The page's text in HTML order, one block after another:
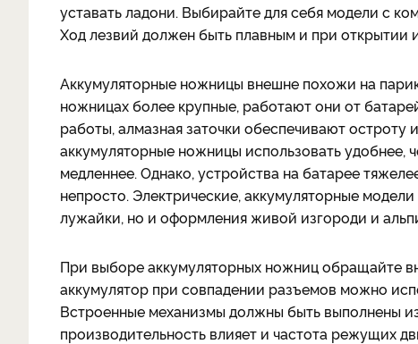
уставать ладони. Выбирайте для себя модели с
Ход лезвий должен быть плавным и при открытии
Аккумуляторные ножницы внешне похожи на
ножницах более крупные, работают они от
работы, алмазная заточки обеспечивают остроту
аккумуляторные ножницы использовать удобнее,
медленнее. Однако, устройства на батарее
непросто. Электрические, аккумуляторные
лужайки, но и оформления живой изгороди и
При выборе аккумуляторных ножниц обращайте
аккумулятор при совпадении разъемов можно
Встроенные механизмы должны быть выполнены
производительность влияет и частота режущих